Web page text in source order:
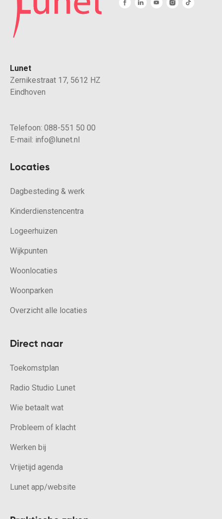
Lunet
Zernikestraat 17, 5612 HZ
Eindhoven
Telefoon: 088-551 50 00
E-mail: info@lunet.nl
Locaties
Dagbesteding & werk
Kinderdienstencentra
Logeerhuizen
Wijkpunten
Woonlocaties
Woonparken
Overzicht alle locaties
Direct naar
Toekomstplan
Radio Studio Lunet
Wie betaalt wat
Probleem of klacht
Werken bij
Vrijetijd agenda
Lunet app/website